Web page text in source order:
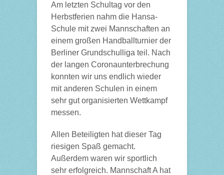
Am letzten Schultag vor den
Herbstferien nahm die Hansa-
Schule mit zwei Mannschaften an
einem großen Handballturnier der
Berliner Grundschulliga teil. Nach
der langen Coronaunterbrechung
konnten wir uns endlich wieder
mit anderen Schulen in einem
sehr gut organisierten Wettkampf
messen.
Allen Beteiligten hat dieser Tag
riesigen Spaß gemacht.
Außerdem waren wir sportlich
sehr erfolgreich. Mannschaft A hat